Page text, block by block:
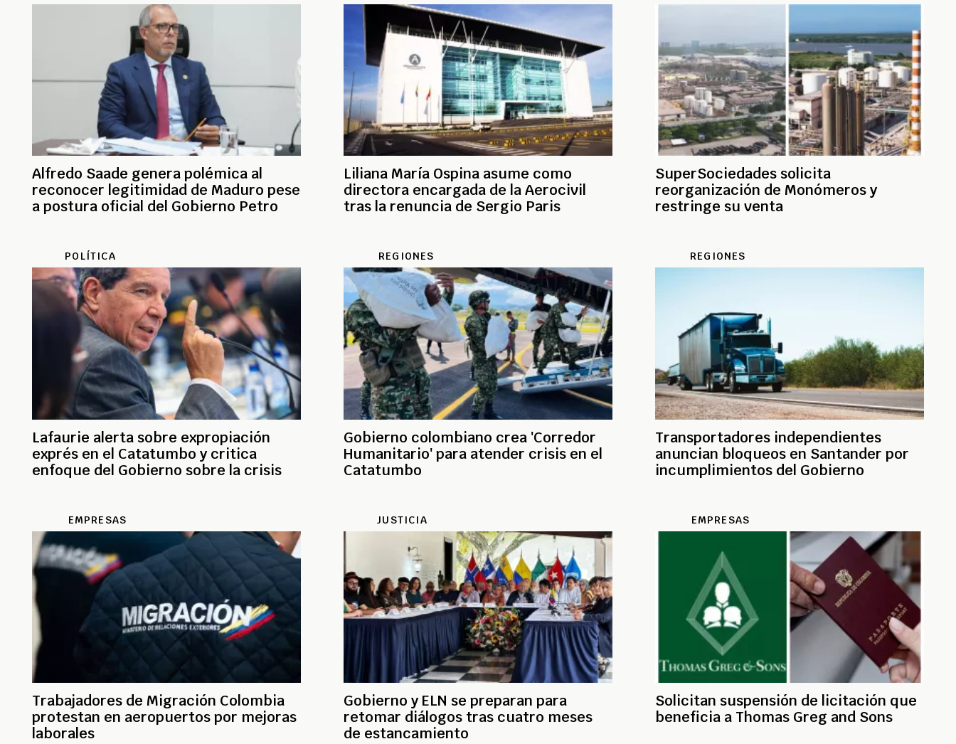
Alfredo Saade genera polémica al
reconocer legitimidad de Maduro pese
a postura oficial del Gobierno Petro
Liliana María Ospina asume como
directora encargada de la Aerocivil
tras la renuncia de Sergio Paris
SuperSociedades solicita
reorganización de Monómeros y
restringe su venta
POLÍTICA
Lafaurie alerta sobre expropiación
exprés en el Catatumbo y critica
enfoque del Gobierno sobre la crisis
REGIONES
Gobierno colombiano crea 'Corredor
Humanitario' para atender crisis en el
Catatumbo
REGIONES
Transportadores independientes
anuncian bloqueos en Santander por
incumplimientos del Gobierno
EMPRESAS
Trabajadores de Migración Colombia
protestan en aeropuertos por mejoras
laborales
JUSTICIA
Gobierno y ELN se preparan para
retomar diálogos tras cuatro meses
de estancamiento
EMPRESAS
Solicitan suspensión de licitación que
beneficia a Thomas Greg and Sons